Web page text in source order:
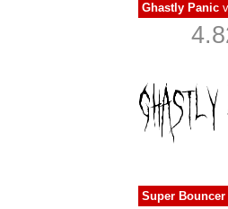
Ghastly Panic
Super Bouncer